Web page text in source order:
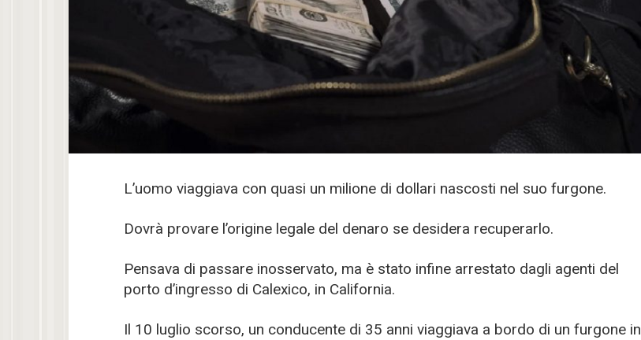
L’uomo viaggiava con quasi un milione di dollari nascosti nel suo furgone.
Dovrà provare l’origine legale del denaro se desidera recuperarlo.
Pensava di passare inosservato, ma è stato infine arrestato dagli agenti del
porto d’ingresso di Calexico, in California.
Il 10 luglio scorso, un conducente di 35 anni viaggiava a bordo di un furgone in